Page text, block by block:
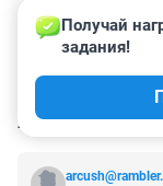
Получай
задания!